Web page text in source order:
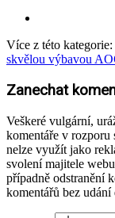
Více z této kategorie:
skvělou výbavou
Zanechat
Veškeré vulgární,
komentáře v rozporu
nelze využít jako
svolení majitele
případně odstranění
komentářů bez udání